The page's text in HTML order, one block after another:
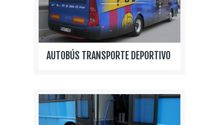
AUTOBÚS TRANSPORTE DEPORTIVO